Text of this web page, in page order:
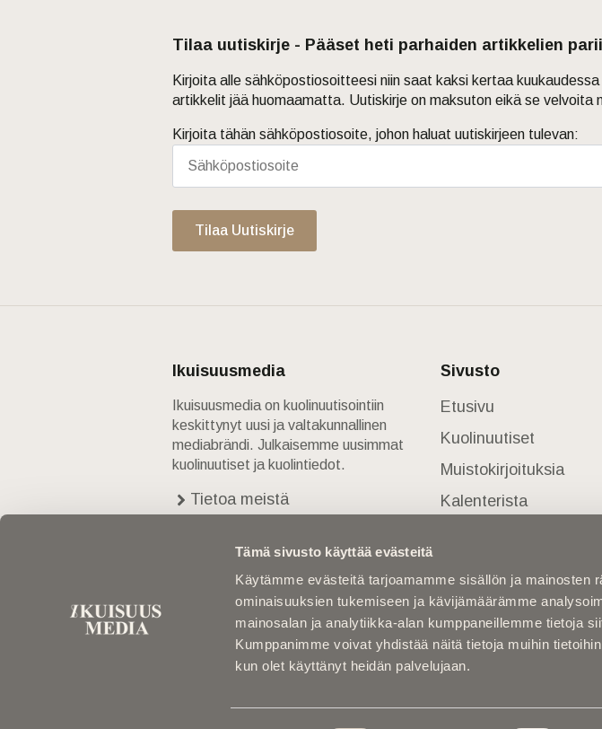
Tämä sivusto käyttää evästeitä
Käytämme evästeitä tarjoamamme sisällön ja mainosten
ominaisuuksien tukemiseen ja kävijämäärämme
mainosalan ja analytiikka-alan kumppaneillemme tietoja
Kumppanimme voivat yhdistää näitä tietoja muihin
kun olet käyttänyt heidän palvelujaan.
Tilaa uutiskirje - Pääset heti parhaiden artikkelien
Kirjoita alle sähköpostiosoitteesi niin saat kaksi kertaa
artikkelit jää huomaamatta. Uutiskirje on maksuton eikä se velvoita
Kirjoita tähän sähköpostiosoite, johon haluat uutiskirjeen tulevan:
Tilaa Uutiskirje
Ikuisuusmedia
Ikuisuusmedia on kuolinuutisointiin
keskittynyt uusi ja valtakunnallinen
mediabrändi. Julkaisemme uusimmat
kuolinuutiset ja kuolintiedot.
Tietoa meistä
Yhteystiedot
Sivusto
Etusivu
Kuolinuutiset
Muistokirjoituksia
Kalenterista
Kuolleita